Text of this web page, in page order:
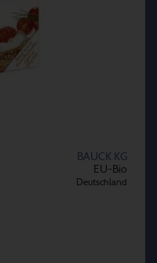
BAUCK KG
EU-Bio
Deutschland